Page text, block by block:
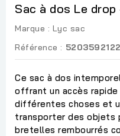
Sac à dos Le
Marque : Lyc sac
Référence :
Ce sac à dos
offrant un accès
différentes choses et
transporter des objets
bretelles rembourrés